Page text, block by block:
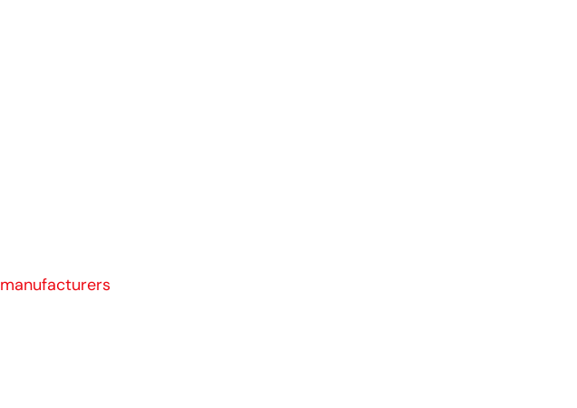
manufacturers